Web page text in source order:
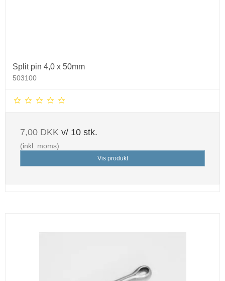
Split pin 4,0 x 50mm
503100
7,00 DKK v/ 10 stk.
(inkl. moms)
Vis produkt